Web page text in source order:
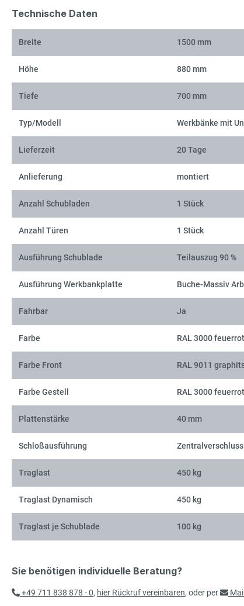
Technische Daten
Breite 1500 mm
Höhe 880 mm
Tiefe 700 mm
Typ/Modell Werkbänke mit
Lieferzeit 20 Tage
Anlieferung montiert
Anzahl Schubladen 1 Stück
Anzahl Türen 1 Stück
Ausführung Schublade Teilauszug 90 %
Ausführung Werkbankplatte Buche-Massiv
Fahrbar Ja
Farbe RAL 3000
Farbe Front RAL 9011
Farbe Gestell RAL 3000 feuerrot
Plattenstärke 40 mm
Schloßausführung
Traglast 450 kg
Traglast Dynamisch 450 kg
Traglast je Schublade 100 kg
Sie benötigen individuelle Beratung?
+49 711 838 878 - 0, hier Rückruf vereinbaren, oder per Mail